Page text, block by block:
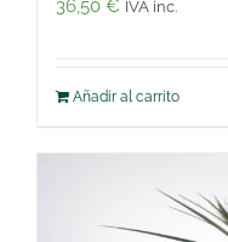
36,50 € IVA inc.
Añadir al carrito